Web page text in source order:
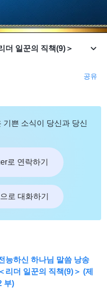
더 일꾼의 직책(9)＞
공유
쁜 소식이 당신과 당신
로 연락하기
로 대화하기
능하신 하나님 말씀 낭송
＜리더 일꾼의 직책(9)＞ (제
부)